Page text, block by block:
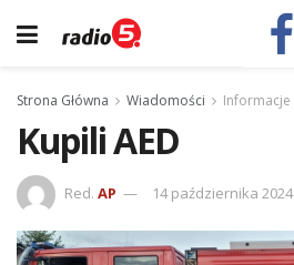
Strona Główna Wiadomości Informacje
Kupili AED
Red. AP 14 października 2024